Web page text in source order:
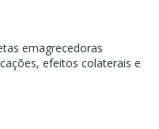
emagrecedoras
efeitos colaterais e